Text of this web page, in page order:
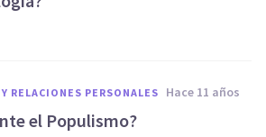
RELACIONES PERSONALES hace 11 años
el Populismo?